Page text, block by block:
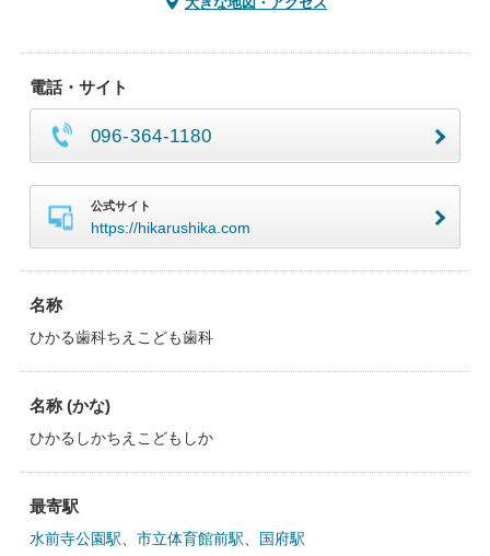
電話・サイト
096-364-1180
公式サイト
https://hikarushika.com
名称
ひかる歯科ちえこども歯科
名称 (かな)
ひかるしかちえこどもしか
最寄駅
水前寺公園駅 市立体育館前駅 国府駅